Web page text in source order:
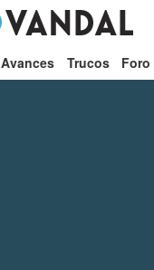
Avances Trucos Foro